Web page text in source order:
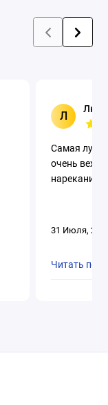
Л
Самая
очень
нареканий.
31 Июля,
Читать